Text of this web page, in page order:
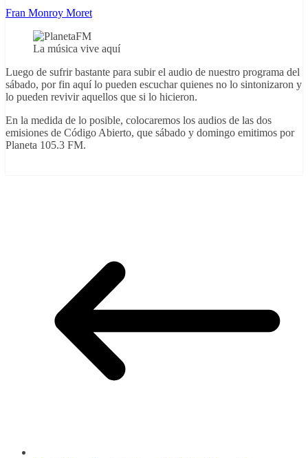
Fran Monroy Moret
La música vive aquí
Luego de sufrir bastante para subir el audio de nuestro programa del
sábado, por fin aquí lo pueden escuchar quienes no lo sintonizaron y
lo pueden revivir aquellos que si lo hicieron.
En la medida de lo posible, colocaremos los audios de las dos
emisiones de Código Abierto, que sábado y domingo emitimos por
Planeta 105.3 FM.